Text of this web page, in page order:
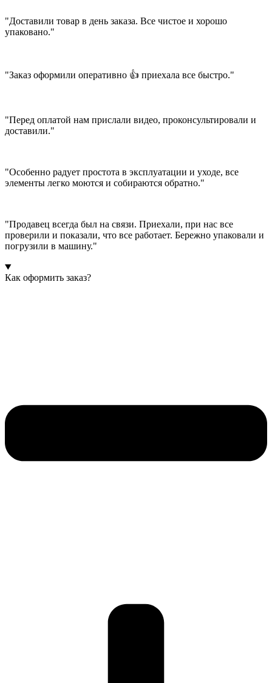
"Доставили товар в день заказа. Все чистое и хорошо
упаковано."
"Заказ оформили оперативно 👍 приехала все быстро."
"Перед оплатой нам прислали видео, проконсультировали и
доставили."
"Особенно радует простота в эксплуатации и уходе, все
элементы легко моются и собираются обратно."
"Продавец всегда был на связи. Приехали, при нас все
проверили и показали, что все работает. Бережно упаковали и
погрузили в машину."
Как оформить заказ?